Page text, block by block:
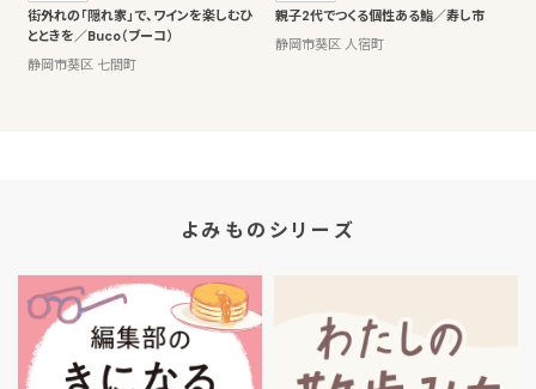
街外れの「隠れ家」で、ワインを楽しむひ
とときを／Buco（ブーコ）
静岡市葵区 七間町
親子2代でつくる個性ある鮨／寿し市
静岡市葵区 人宿町
よみものシリーズ